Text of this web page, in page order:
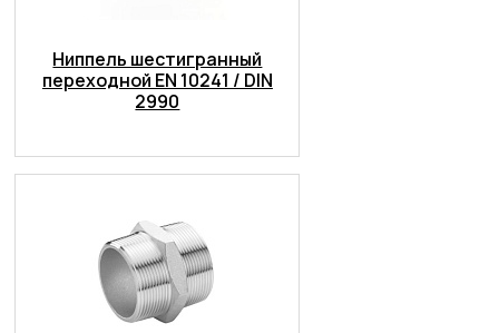
Ниппель шестигранный
переходной EN 10241 / DIN
2990